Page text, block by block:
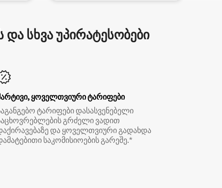
სხვა უპირატესობები
ყოველთვიური ტარიფები
ტარიფები დასასვენებელი
გრძელი ვადით
და ყოველთვიური გადახდა
საკომისიოების გარეშე.*